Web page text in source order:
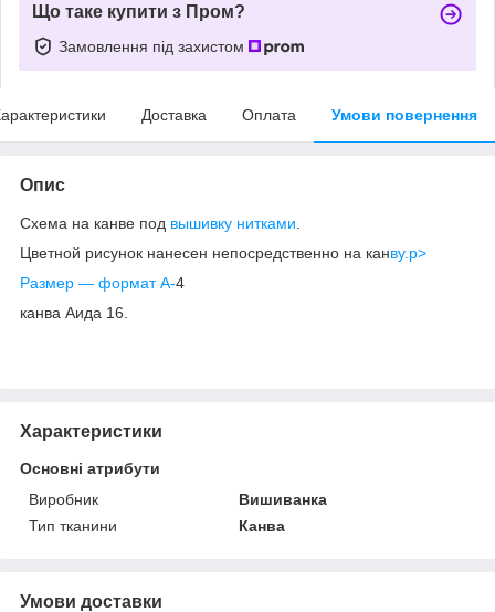
Що таке купити з Пром?
Замовлення під захистом
Доставка Оплата Умови повернення
Опис
Схема на канве под вышивку нитками
Цветной рисунок нанесен непосредственно на канву.p>
Размер ― формат А-4
канва Аида 16.
Характеристики
Основні атрибути
Виробник
Вишиванка
Тип тканини
Канва
Умови доставки